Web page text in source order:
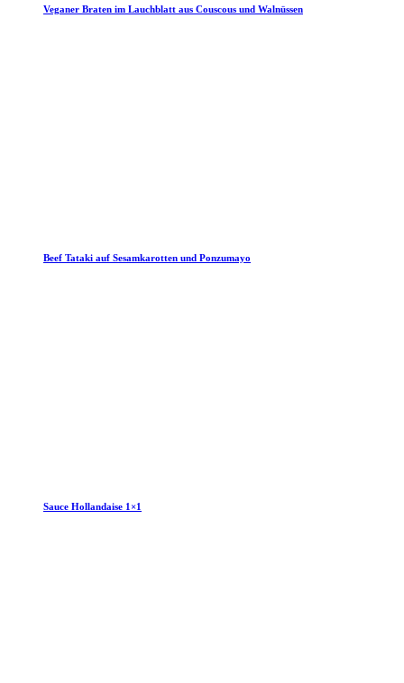
Veganer Braten im Lauchblatt aus Couscous und Walnüssen
Beef Tataki auf Sesamkarotten und Ponzumayo
Sauce Hollandaise 1×1